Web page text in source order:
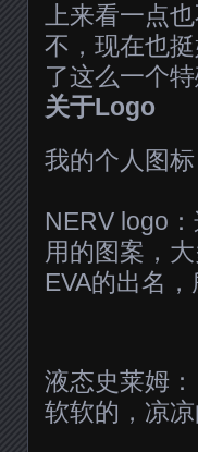
上来看一点
不，现在也
了这么一个
关于Logo
我的个人图
NERV logo
用的图案，
EVA的出名
液态史莱姆
软软的，凉凉